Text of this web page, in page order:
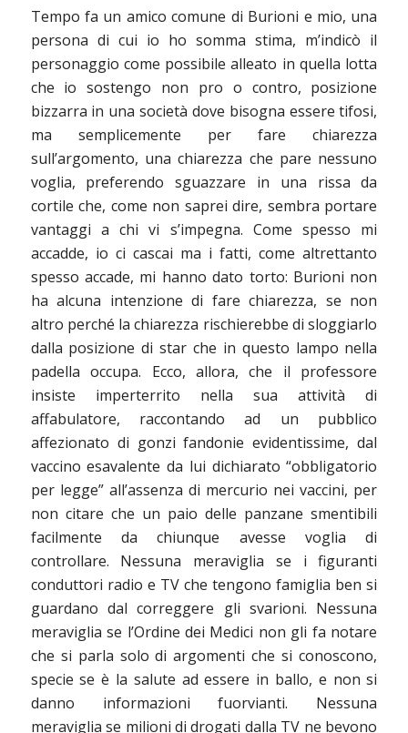
Tempo fa un amico comune di Burioni e mio, una
persona di cui io ho somma stima, m’indicò il
personaggio come possibile alleato in quella lotta
che io sostengo non pro o contro, posizione
bizzarra in una società dove bisogna essere tifosi,
ma semplicemente per fare chiarezza
sull’argomento, una chiarezza che pare nessuno
voglia, preferendo sguazzare in una rissa da
cortile che, come non saprei dire, sembra portare
vantaggi a chi vi s’impegna. Come spesso mi
accadde, io ci cascai ma i fatti, come altrettanto
spesso accade, mi hanno dato torto: Burioni non
ha alcuna intenzione di fare chiarezza, se non
altro perché la chiarezza rischierebbe di sloggiarlo
dalla posizione di star che in questo lampo nella
padella occupa. Ecco, allora, che il professore
insiste imperterrito nella sua attività di
affabulatore, raccontando ad un pubblico
affezionato di gonzi fandonie evidentissime, dal
vaccino esavalente da lui dichiarato “obbligatorio
per legge” all’assenza di mercurio nei vaccini, per
non citare che un paio delle panzane smentibili
facilmente da chiunque avesse voglia di
controllare. Nessuna meraviglia se i figuranti
conduttori radio e TV che tengono famiglia ben si
guardano dal correggere gli svarioni. Nessuna
meraviglia se l’Ordine dei Medici non gli fa notare
che si parla solo di argomenti che si conoscono,
specie se è la salute ad essere in ballo, e non si
danno informazioni fuorvianti. Nessuna
meraviglia se milioni di drogati dalla TV ne bevono